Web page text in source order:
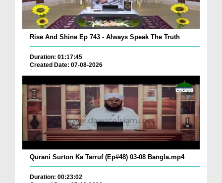
Rise And Shine Ep 743 - Always Speak The Truth
Duration: 01:17:45
Created Date: 07-08-2026
Qurani Surton Ka Tarruf (Ep#48) 03-08 Bangla.mp4
Duration: 00:23:02